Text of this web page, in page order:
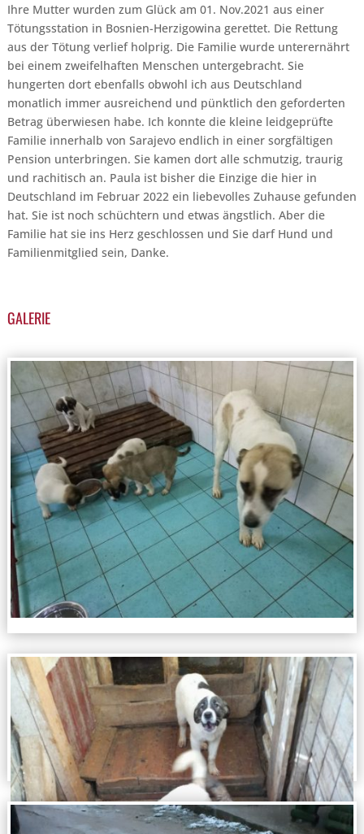
Ihre Mutter wurden zum Glück am 01. Nov.2021 aus einer
Tötungsstation in Bosnien-Herzigowina gerettet. Die Rettung
aus der Tötung verlief holprig. Die Familie wurde unterernährt
bei einem zweifelhaften Menschen untergebracht. Sie
hungerten dort ebenfalls obwohl ich aus Deutschland
monatlich immer ausreichend und pünktlich den geforderten
Betrag überwiesen habe. Ich konnte die kleine leidgeprüfte
Familie innerhalb von Sarajevo endlich in einer sorgfältigen
Pension unterbringen. Sie kamen dort alle schmutzig, traurig
und rachitisch an. Paula ist bisher die Einzige die hier in
Deutschland im Februar 2022 ein liebevolles Zuhause gefunden
hat. Sie ist noch schüchtern und etwas ängstlich. Aber die
Familie hat sie ins Herz geschlossen und Sie darf Hund und
Familienmitglied sein, Danke.
GALERIE